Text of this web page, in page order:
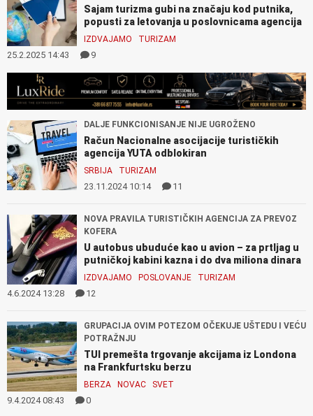
Sajam turizma gubi na značaju kod putnika,
popusti za letovanja u poslovnicama agencija
IZDVAJAMO TURIZAM
25.2.2025 14:43 9
DALJE FUNKCIONISANJE NIJE UGROŽENO
Račun Nacionalne asocijacije turističkih
agencija YUTA odblokiran
SRBIJA TURIZAM
23.11.2024 10:14 11
NOVA PRAVILA TURISTIČKIH AGENCIJA ZA PREVOZ
KOFERA
U autobus ubuduće kao u avion – za prtljag u
putničkoj kabini kazna i do dva miliona dinara
IZDVAJAMO POSLOVANJE TURIZAM
4.6.2024 13:28 12
GRUPACIJA OVIM POTEZOM OČEKUJE UŠTEDU I VEĆU
POTRAŽNJU
TUI premešta trgovanje akcijama iz Londona
na Frankfurtsku berzu
BERZA NOVAC SVET
9.4.2024 08:43 0